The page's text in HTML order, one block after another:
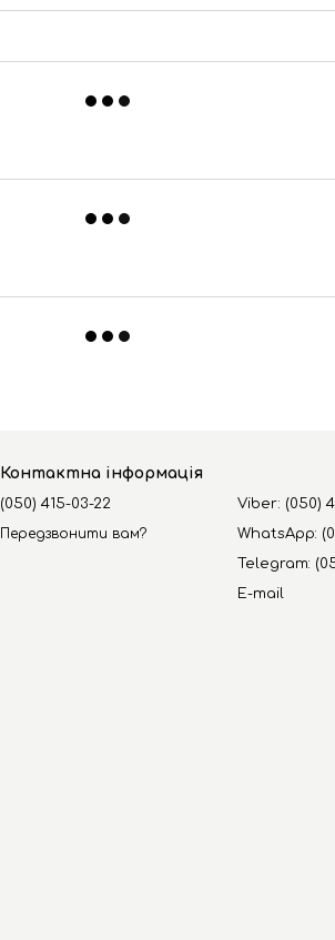
Контактна інформація
(050) 415-03-22
Передзвонити вам?
Viber: (050)
WhatsApp:
Telegram:
E-mail